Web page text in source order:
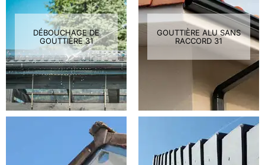
DÉBOUCHAGE DE
GOUTTIÈRE 31
GOUTTIÈRE ALU SANS
RACCORD 31